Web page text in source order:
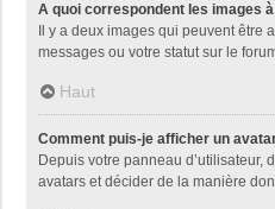
A quoi correspondent les images
Il y a deux images qui peuvent être
messages ou votre statut sur le
Haut
Comment puis-je afficher un
Depuis votre panneau d’utilisateur,
avatars et décider de la manière